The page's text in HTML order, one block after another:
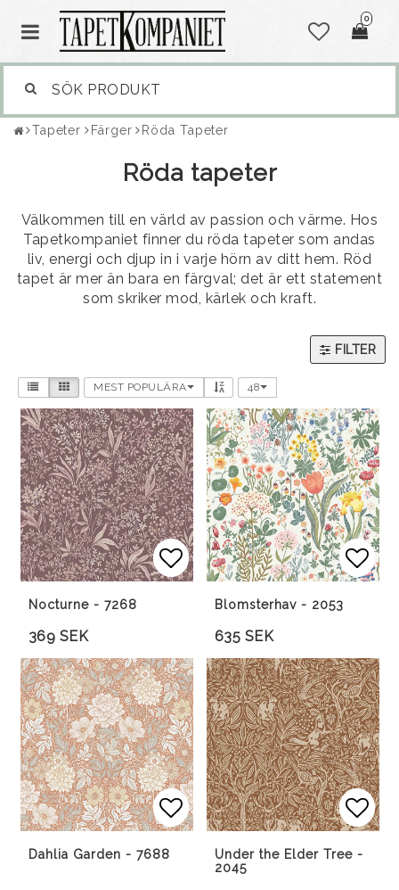
0
Tapeter Färger Röda Tapeter
Röda tapeter
Välkommen till en värld av passion och värme. Hos
Tapetkompaniet finner du röda tapeter som andas
liv, energi och djup in i varje hörn av ditt hem. Röd
tapet är mer än bara en färgval; det är ett statement
som skriker mod, kärlek och kraft.
FILTER
MEST POPULÄRA 48
Lägg till i favoritlistan
Lägg till i favoritlistan
Nocturne - 7268
369 SEK
Blomsterhav - 2053
635 SEK
Lägg till i favoritlistan
Lägg till i favoritlistan
Dahlia Garden - 7688
Under the Elder Tree -
2045